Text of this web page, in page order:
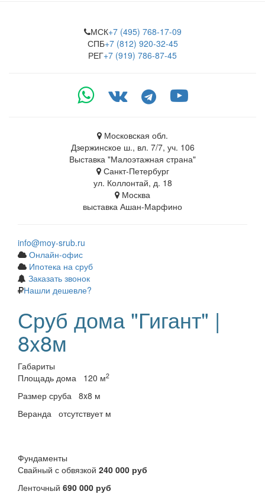
МСК+7 (495) 768-17-09
СПБ+7 (812) 920-32-45
РЕГ+7 (919) 786-87-45
Московская обл.
Дзержинское ш., вл. 7/7, уч. 106
Выставка "Малоэтажная страна"
Санкт-Петербург
ул. Коллонтай, д. 18
Москва
выставка Ашан-Марфино
info@moy-srub.ru
Онлайн-офис
Ипотека на сруб
Заказать звонок
Нашли дешевле?
Сруб дома "Гигант" |
8x8м
Габариты
Площадь дома
120 м2
Размер сруба 8x8 м
Веранда отсутствует м
Фундаменты
Свайный с обвязкой 240 000 руб
Ленточный 690 000 руб